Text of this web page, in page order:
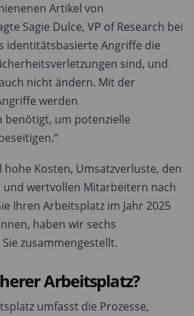
Artikel von
Sagie Dulce, VP of Research bei
identitätsbasierte Angriffe die
sind, und
nicht ändern. Mit der
werden
benötigt, um potenzielle
hohe Kosten, Umsatzverluste, den
und wertvollen Mitarbeitern nach
Ihren Arbeitsplatz im Jahr 2025
haben wir sechs
zusammengestellt.
Arbeitsplatz?
umfasst die Prozesse,